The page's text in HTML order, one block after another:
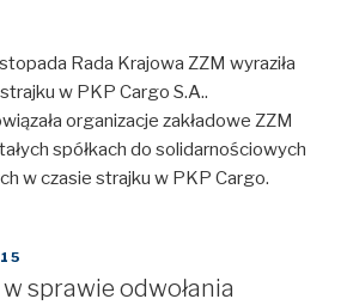
Rada Krajowa ZZM wyraziła
w PKP Cargo S.A..
organizacje zakładowe ZZM
spółkach do solidarnościowych
w czasie strajku w PKP Cargo.
sprawie odwołania